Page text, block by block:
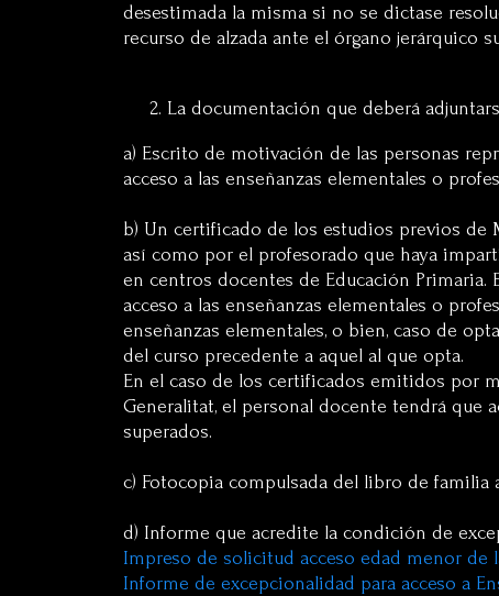
desestimada la misma si no se dictase
recurso de alzada ante el órgano jerárquico
La documentación que deberá
a) Escrito de motivación de las personas
acceso a las enseñanzas elementales o
b) Un certificado de los estudios previos de
así como por el profesorado que haya
en centros docentes de Educación Primaria.
acceso a las enseñanzas elementales o
enseñanzas elementales, o bien, caso de
del curso precedente a aquel al que opta.
En el caso de los certificados emitidos por
Generalitat, el personal docente tendrá que
superados.
c) Fotocopia compulsada del libro de familia
d) Informe que acredite la condición de
Impreso de solicitud acceso edad menor de
Informe de excepcionalidad para acceso a